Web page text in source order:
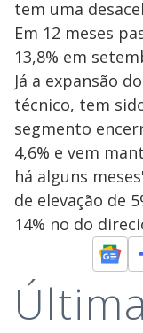
tem uma
Em 12 meses
13,8% em
Já a expansão
técnico, tem
segmento
4,6% e vem
há alguns
de elevação de
14% no do